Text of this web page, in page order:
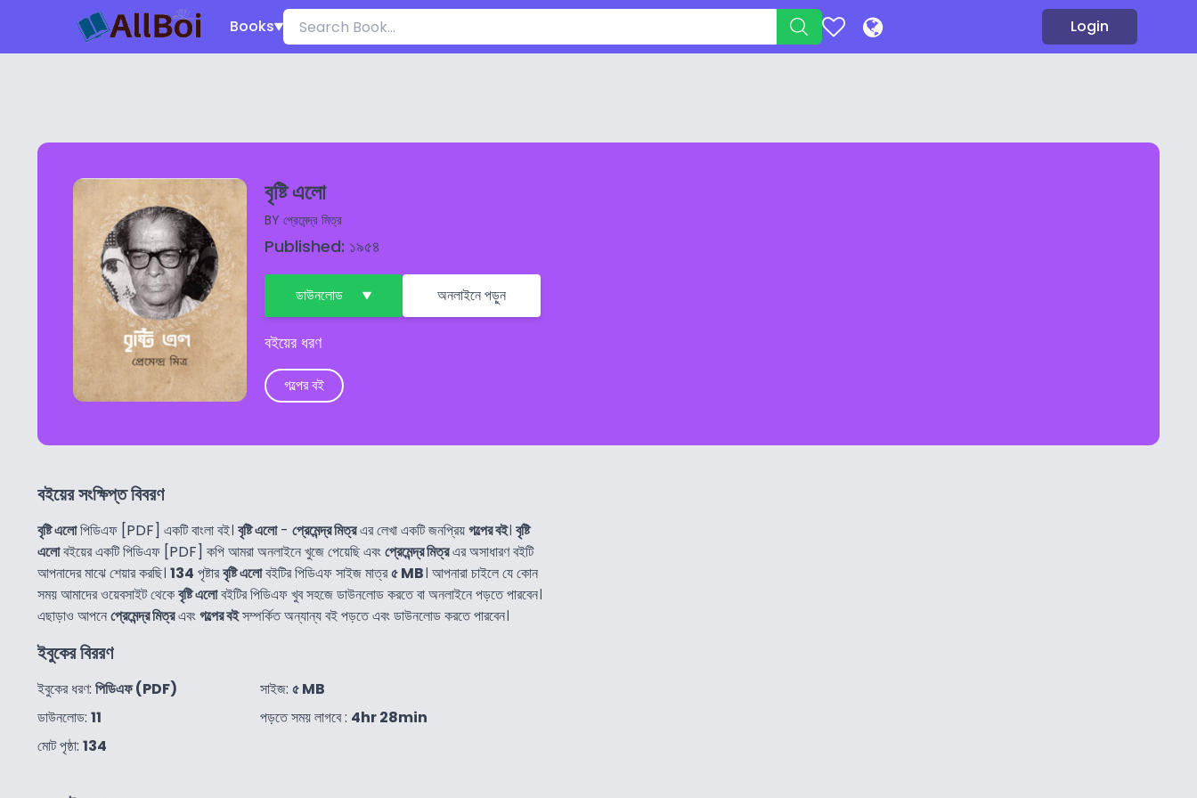
Books Login
বৃষ্টি এলো
BY প্রেমেন্দ্র মিত্র
Published: ১৯৫৪
ডাউনলোড অনলাইনে পড়ুন
বইয়ের ধরণ
গল্পের বই
বইয়ের সংক্ষিপ্ত বিবরণ
বৃষ্টি এলোপিডিএফ [PDF] একটি বাংলা বই। বৃষ্টি এলো- প্রেমেন্দ্র মিত্রএর লেখা একটি জনপ্রিয়গল্পের বই। বৃষ্টি
এলোবইয়ের একটি পিডিএফ [PDF] কপি আমরা অনলাইনে খুজে পেয়েছি এবংপ্রেমেন্দ্র মিত্রএর অসাধারণ বইটি
আপনাদের মাঝে শেয়ার করছি। 134 পৃষ্টারবৃষ্টি এলোবইটির পিডিএফ সাইজ মাত্র৫ MB। আপনারা চাইলে যে কোন
সময় আমাদের ওয়েবসাইট থেকেবৃষ্টি এলোবইটির পিডিএফ খুব সহজে ডাউনলোড করতে বা অনলাইনে পড়তে পারবেন।
এছাড়াও আপনেপ্রেমেন্দ্র মিত্রএবংগল্পের বইসম্পর্কিত অন্যান্য বই পড়তে এবং ডাউনলোড করতে পারবেন।
ইবুকের বিররণ
ইবুকের ধরণ: পিডিএফ (PDF)
ডাউনলোড: 11
মোট পৃষ্ঠা: 134
সাইজ: ৫ MB
পড়তে সময় লাগবে : 4hr 28min